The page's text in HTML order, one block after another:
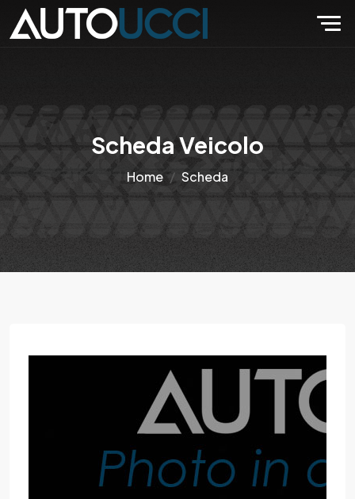
Scheda Veicolo
Home Scheda